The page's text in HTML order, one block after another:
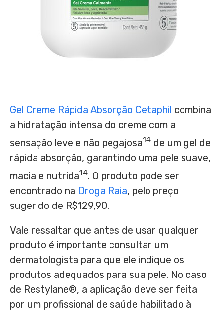
Gel Creme Rápida Absorção Cetaphil combina
a hidratação intensa do creme com a
sensação leve e não pegajosa14 de um gel de
rápida absorção, garantindo uma pele suave,
macia e nutrida14. O produto pode ser
encontrado na Droga Raia, pelo preço
sugerido de R$129,90.
Vale ressaltar que antes de usar qualquer
produto é importante consultar um
dermatologista para que ele indique os
produtos adequados para sua pele. No caso
de Restylane®, a aplicação deve ser feita
por um profissional de saúde habilitado à